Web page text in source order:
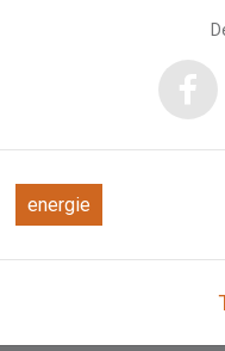
energie